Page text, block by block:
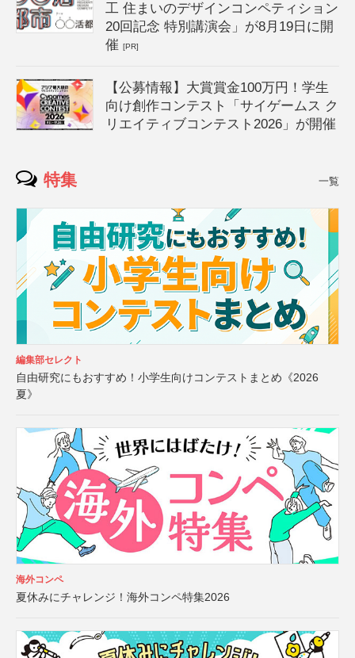
工 住まいのデザインコンペティション
20回記念 特別講演会」が8月19日に開
催[PR]
【公募情報】大賞賞金100万円！学生
向け創作コンテスト「サイゲームス ク
リエイティブコンテスト2026」が開催
特集 一覧
編集部セレクト
自由研究にもおすすめ！小学生向けコンテストまとめ《2026
夏》
海外コンペ
夏休みにチャレンジ！海外コンペ特集2026